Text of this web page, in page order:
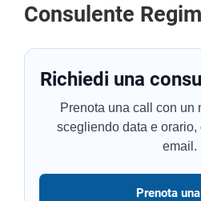
Consulente
Richiedi una
Prenota una call con un
scegliendo data e
email.
Prenota una